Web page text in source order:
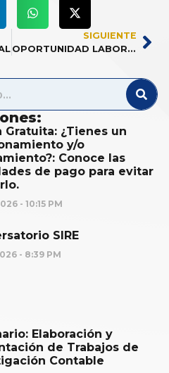
Gratuita: ¿Tienes un
y/o
Conoce las
de pago para evitar
10:15 PM
SIRE
8:39 PM
Elaboración y
de Trabajos de
Contable
SIGUIENTE
OPORTUNIDAD LABORAL EN ORINOQUIA S.A.C.